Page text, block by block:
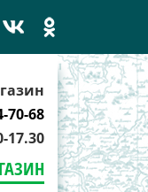
70-68
17.30